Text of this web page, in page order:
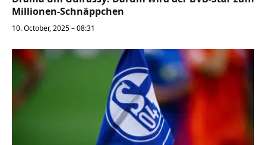
Millionen-Schnäppchen
10. October, 2025 – 08:31